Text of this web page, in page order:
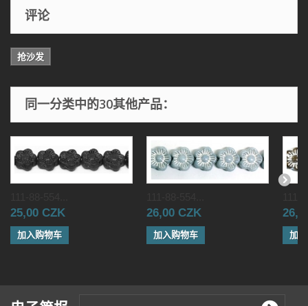
评论
抢沙发
同一分类中的30其他产品：
25,00 CZK
加入购物车
26,00 CZK
加入购物车 加